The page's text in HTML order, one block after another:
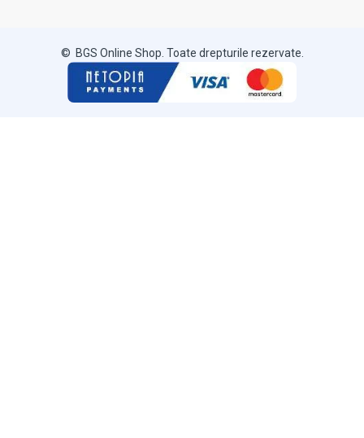
© BGS Online Shop. Toate drepturile rezervate.